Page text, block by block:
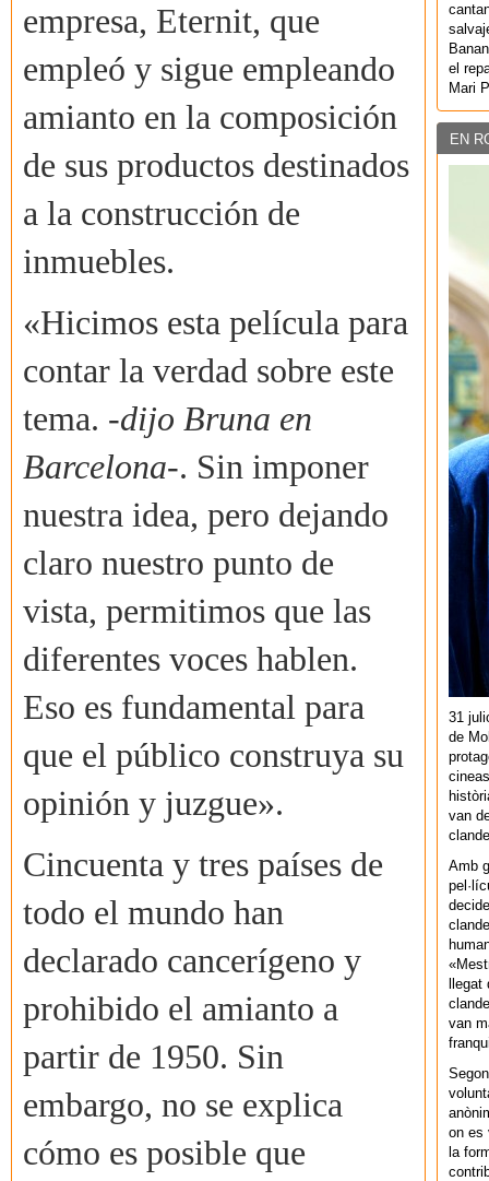
empresa, Eternit, que
empleó y sigue empleando
amianto en la composición
de sus productos destinados
a la construcción de
inmuebles.
«Hicimos esta película para
contar la verdad sobre este
tema. -dijo Bruna en
Barcelona-. Sin imponer
nuestra idea, pero dejando
claro nuestro punto de
vista, permitimos que las
diferentes voces hablen.
Eso es fundamental para
que el público construya su
opinión y juzgue».
Cincuenta y tres países de
todo el mundo han
declarado cancerígeno y
prohibido el amianto a
partir de 1950. Sin
embargo, no se explica
cómo es posible que
el
Mari
EN
31
de
van
Amb
van
on es
la